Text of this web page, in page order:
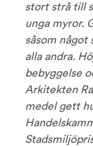
stort strå till
unga myror.
såsom
alla andra.
bebyggelse
Arkitekten
medel gett